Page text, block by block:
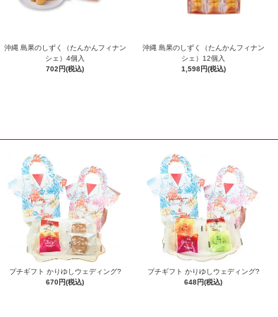
沖縄 島果のしずく（たんかんフィナン
シェ）4個入
702円(税込)
沖縄 島果のしずく（たんかんフィナン
シェ）12個入
1,598円(税込)
プチギフト かりゆしウェディング?
670円(税込)
プチギフト かりゆしウェディング?
648円(税込)